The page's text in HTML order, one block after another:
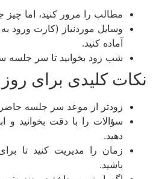
مطالب را مرور کنید، اما چیز
وسایل موردنیاز (کارت ورود به
آماده کنید.
شب زود بخوابید تا سر جلسه
کلیدی برای روز
زودتر از موعد سر جلسه حاضر
سؤالات را با دقت بخوانید و
دهید.
زمان را مدیریت کنید تا برای
باشید.